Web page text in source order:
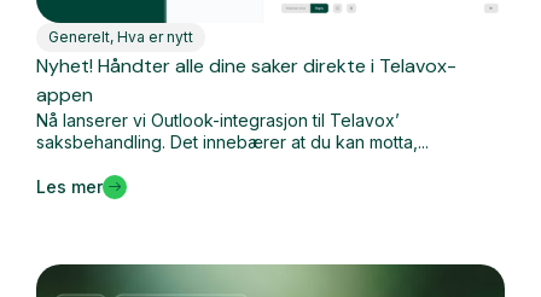
Generelt, Hva er nytt
Nyhet! Håndter alle dine saker direkte i Telavox-
appen
Nå lanserer vi Outlook-integrasjon til Telavox’
saksbehandling. Det innebærer at du kan motta,...
Les mer